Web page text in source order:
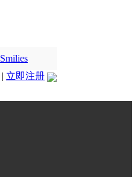
Smilies
| 立即注册